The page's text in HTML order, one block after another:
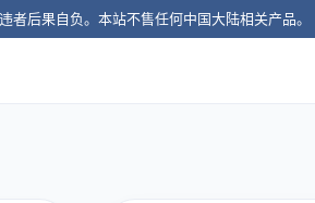
后果自负。本站不售任何中国大陆相关产品。